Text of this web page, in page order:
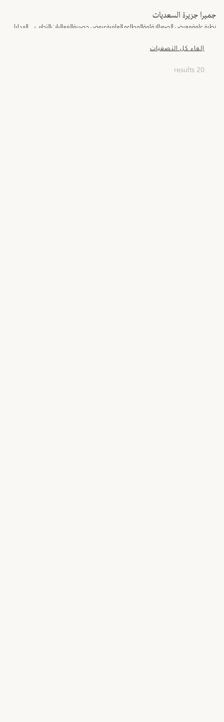
جميرا جزيرة السعديات
نظرة عامةمعرض الصورالإقامةالمطاعمالعافيةعروض حصريةالفعالياتالتجارب الهدايا
إلغاء كل التصفيات
20 results